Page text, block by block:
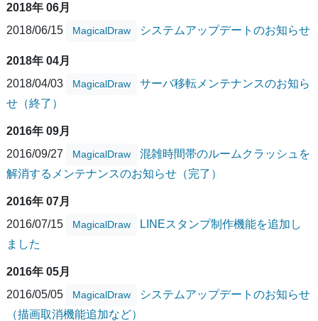
2018年 06月
2018/06/15
MagicalDraw システムアップデートのお知らせ
2018年 04月
2018/04/03
MagicalDraw
サーバ移転メンテナンスのお知ら
せ（終了）
2016年 09月
2016/09/27
MagicalDraw
混雑時間帯のルームクラッシュを
解消するメンテナンスのお知らせ（完了）
2016年 07月
2016/07/15
MagicalDraw
LINEスタンプ制作機能を追加し
ました
2016年 05月
2016/05/05
MagicalDraw
システムアップデートのお知らせ
（描画取消機能追加など）